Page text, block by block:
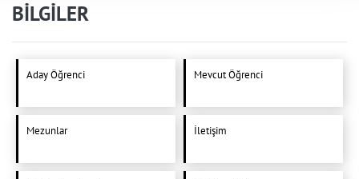
BİLGİLER
Aday Öğrenci Mevcut Öğrenci
Mezunlar İletişim